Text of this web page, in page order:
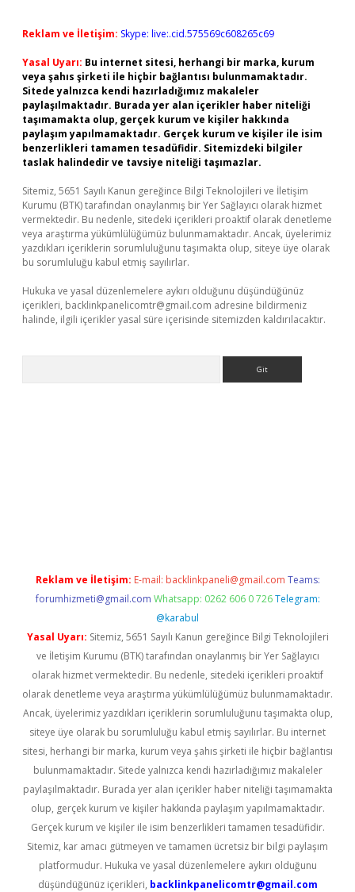
Reklam ve İletişim: Skype: live:.cid.575569c608265c69
Yasal Uyarı: Bu internet sitesi, herhangi bir marka, kurum
veya şahıs şirketi ile hiçbir bağlantısı bulunmamaktadır.
Sitede yalnızca kendi hazırladığımız makaleler
paylaşılmaktadır. Burada yer alan içerikler haber niteliği
taşımamakta olup, gerçek kurum ve kişiler hakkında
paylaşım yapılmamaktadır. Gerçek kurum ve kişiler ile isim
benzerlikleri tamamen tesadüfidir. Sitemizdeki bilgiler
taslak halindedir ve tavsiye niteliği taşımazlar.
Sitemiz, 5651 Sayılı Kanun gereğince Bilgi Teknolojileri ve İletişim
Kurumu (BTK) tarafından onaylanmış bir Yer Sağlayıcı olarak hizmet
vermektedir. Bu nedenle, sitedeki içerikleri proaktif olarak denetleme
veya araştırma yükümlülüğümüz bulunmamaktadır. Ancak, üyelerimiz
yazdıkları içeriklerin sorumluluğunu taşımakta olup, siteye üye olarak
bu sorumluluğu kabul etmiş sayılırlar.
Hukuka ve yasal düzenlemelere aykırı olduğunu düşündüğünüz
içerikleri, backlinkpanelicomtr@gmail.com adresine bildirmeniz
halinde, ilgili içerikler yasal süre içerisinde sitemizden kaldırılacaktır.
Reklam ve İletişim: E-mail: backlinkpaneli@gmail.com Teams:
forumhizmeti@gmail.com Whatsapp: 0262 606 0 726 Telegram:
@karabul
Yasal Uyarı: Sitemiz, 5651 Sayılı Kanun gereğince Bilgi Teknolojileri
ve İletişim Kurumu (BTK) tarafından onaylanmış bir Yer Sağlayıcı
olarak hizmet vermektedir. Bu nedenle, sitedeki içerikleri proaktif
olarak denetleme veya araştırma yükümlülüğümüz bulunmamaktadır.
Ancak, üyelerimiz yazdıkları içeriklerin sorumluluğunu taşımakta olup,
siteye üye olarak bu sorumluluğu kabul etmiş sayılırlar. Bu internet
sitesi, herhangi bir marka, kurum veya şahıs şirketi ile hiçbir bağlantısı
bulunmamaktadır. Sitede yalnızca kendi hazırladığımız makaleler
paylaşılmaktadır. Burada yer alan içerikler haber niteliği taşımamakta
olup, gerçek kurum ve kişiler hakkında paylaşım yapılmamaktadır.
Gerçek kurum ve kişiler ile isim benzerlikleri tamamen tesadüfidir.
Sitemiz, kar amacı gütmeyen ve tamamen ücretsiz bir bilgi paylaşım
platformudur. Hukuka ve yasal düzenlemelere aykırı olduğunu
düşündüğünüz içerikleri, backlinkpanelicomtr@gmail.com